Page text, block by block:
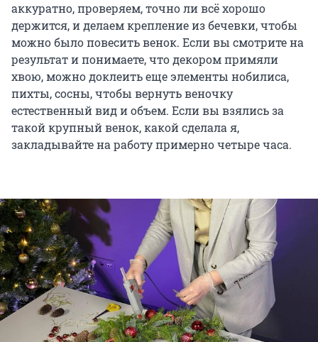
аккуратно, проверяем, точно ли всё хорошо
держится, и делаем крепление из бечевки, чтобы
можно было повесить венок. Если вы смотрите на
результат и понимаете, что декором примяли
хвою, можно доклеить еще элементы нобилиса,
пихты, сосны, чтобы вернуть веночку
естественный вид и объем. Если вы взялись за
такой крупный венок, какой сделала я,
закладывайте на работу примерно четыре часа.